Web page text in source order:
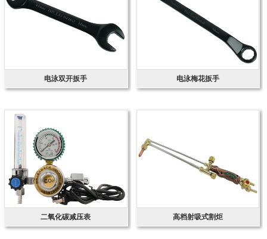
电泳双开扳手 电泳梅花扳手
二氧化碳减压表 高档射吸式割炬